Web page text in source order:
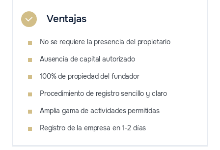
Ventajas
No se requiere la presencia del propietario
Ausencia de capital autorizado
100% de propiedad del fundador
Procedimiento de registro sencillo y claro
Amplia gama de actividades permitidas
Registro de la empresa en 1-2 días